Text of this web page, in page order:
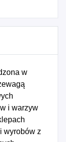
w
i warzyw
wyrobów z